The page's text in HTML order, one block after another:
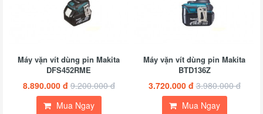
Máy vặn vít dùng pin Makita
DFS452RME
8.890.000 đ 9.200.000 đ
Mua Ngay
Máy vặn vít dùng pin Makita
BTD136Z
3.720.000 đ 3.980.000 đ
Mua Ngay